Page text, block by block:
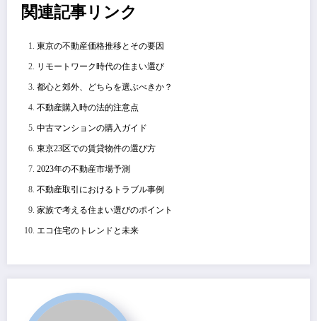
関連記事リンク
東京の不動産価格推移とその要因
リモートワーク時代の住まい選び
都心と郊外、どちらを選ぶべきか？
不動産購入時の法的注意点
中古マンションの購入ガイド
東京23区での賃貸物件の選び方
2023年の不動産市場予測
不動産取引におけるトラブル事例
家族で考える住まい選びのポイント
エコ住宅のトレンドと未来